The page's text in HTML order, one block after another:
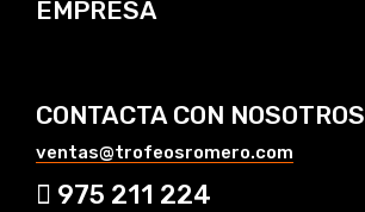
EMPRESA
CONTACTA CON NOSOTROS
ventas@trofeosromero.com
975 211 224